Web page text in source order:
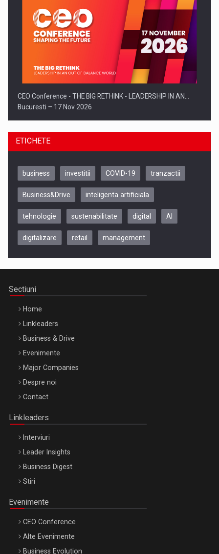
CEO Conference - THE BIG RETHINK - LEADERSHIP IN AN…
Bucuresti – 17 Nov 2026
Be Inspired. Make it Happen!, CLUJ, 9 Decembrie
Be Inspired. Make it Happen!, ARTEMIS LETO, ORADEA, 8
Octombrie
ETICHETE
business investitii COVID-19 tranzactii
Business&Drive inteligenta artificiala
tehnologie sustenabilitate digital AI
digitalizare retail management
Sectiuni
Home
Linkleaders
Business & Drive
Evenimente
Major Companies
Despre noi
Contact
Linkleaders
Interviuri
Leader Insights
Business Digest
Stiri
Evenimente
CEO Conference
Alte Evenimente
Business Evolution